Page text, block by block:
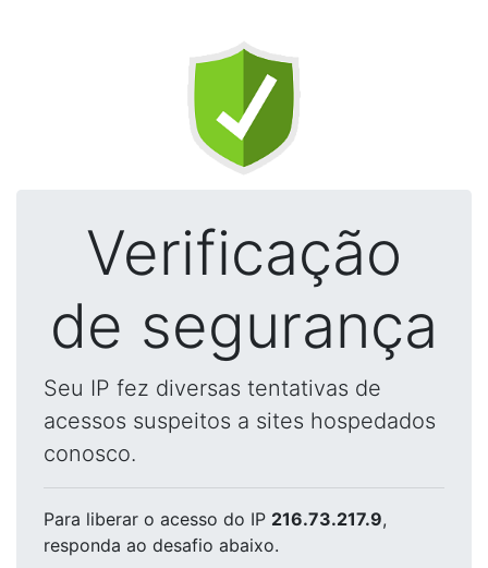
Verificação
de segurança
Seu IP fez diversas tentativas de
acessos suspeitos a sites hospedados
conosco.
Para liberar o acesso do IP 216.73.217.9,
responda ao desafio abaixo.